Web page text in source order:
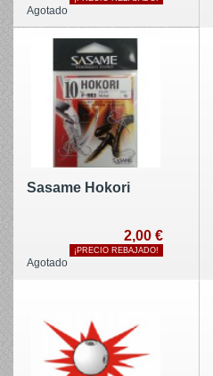
Agotado
Sasame Hokori
2,00 €
¡PRECIO REBAJADO!
Agotado